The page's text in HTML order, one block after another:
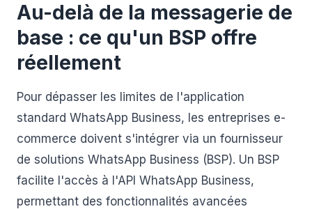
Au-delà de la messagerie de
base : ce qu'un BSP offre
réellement
Pour dépasser les limites de l'application
standard WhatsApp Business, les entreprises e-
commerce doivent s'intégrer via un fournisseur
de solutions WhatsApp Business (BSP). Un BSP
facilite l'accès à l'API WhatsApp Business,
permettant des fonctionnalités avancées